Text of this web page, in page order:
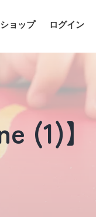
ショップ ログイン
(1)】